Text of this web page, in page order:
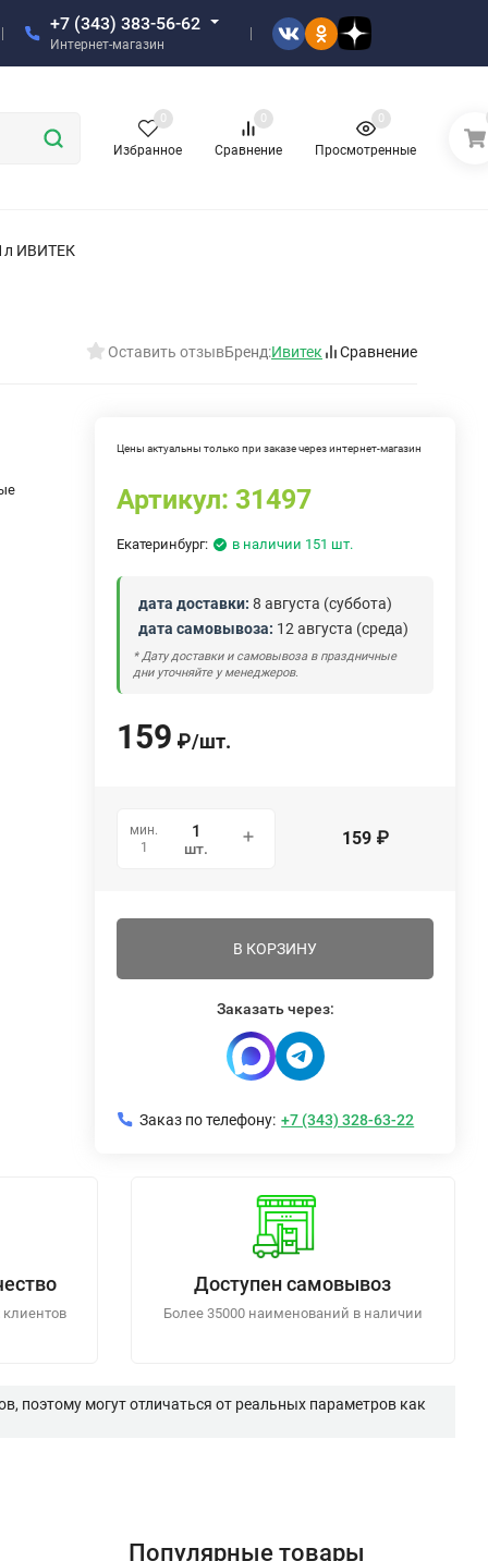
+7 (343) 383-56-62
Интернет-магазин
Избранное
0
Сравнение
0
Просмотренные
0
ИВИТЕК
Оставить отзывБренд:Ивитек Сравнение
Цены актуальны только при заказе через интернет-магазин
Артикул:31497
Екатеринбург: в наличии 151 шт.
дата доставки: 8 августа (суббота)
дата самовывоза: 12 августа (среда)
* Дату доставки и самовывоза в праздничные
дни уточняйте у менеджеров.
159 ₽/шт.
мин.
1
шт. 159 ₽
В КОРЗИНУ
Заказать через:
Заказ по телефону: +7 (343) 328-63-22
Доступен самовывоз
Более 35000 наименований в наличии
поэтому могут отличаться от реальных параметров как
Популярные товары